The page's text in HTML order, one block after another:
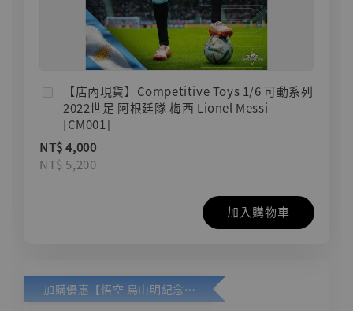
【店內現貨】Competitive Toys 1/6 可動系列
2022世足 阿根廷隊 梅西 Lionel Messi
[CM001]
NT$ 4,000
NT$ 5,200
加入購物車
加購優惠【悟空 鳥山明紀念款 [奇蹟工作室]】